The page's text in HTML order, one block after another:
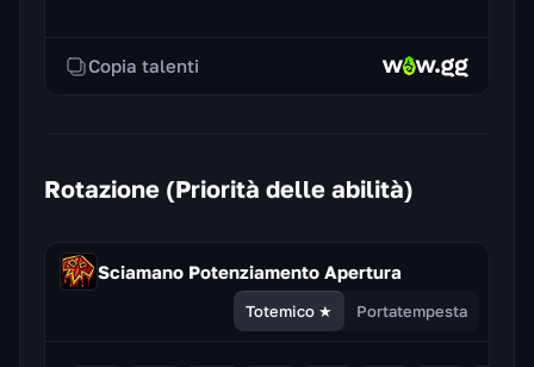
Copia talenti
Rotazione (Priorità delle abilità)
Sciamano Potenziamento Apertura
Totemico ★ Portatempesta